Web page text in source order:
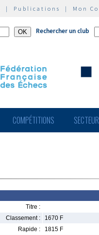
| Publications | Mon
Rechercher un club
COMPÉTITIONS
Titre :
Classement :
1670 F
Rapide :
1815 F